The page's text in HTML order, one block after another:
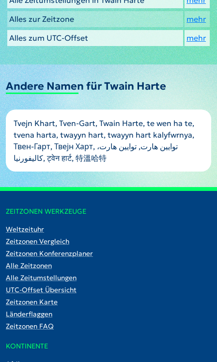
Alles zur Zeitzone
mehr
Alles zum UTC-Offset
mehr
Andere Namen für Twain Harte
Tvejn Khart, Tven-Gart, Twain Harte, te wen ha te,
tvena harta, twayyn hart, twayyn hart kalyfwrnya,
Твен-Гарт, Твејн Харт, توایین هارت, توایین هارت،
کالیفورنیا, ट्वेन हार्ट, 特溫哈特
ZEITZONEN WERKZEUGE
Weltzeituhr
Zeitzonen Vergleich
Zeitzonen Konferenzplaner
Alle Zeitzonen
Alle Zeitumstellungen
UTC-Offset Übersicht
Zeitzonen Karte
Länderflaggen
Zeitzonen FAQ
KONTINENTE